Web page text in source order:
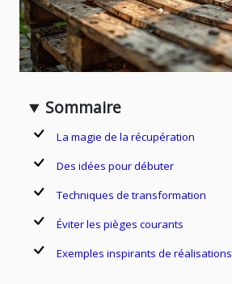
Sommaire
La magie de la récupération
Des idées pour débuter
Techniques de transformation
Éviter les pièges courants
Exemples inspirants de réalisations